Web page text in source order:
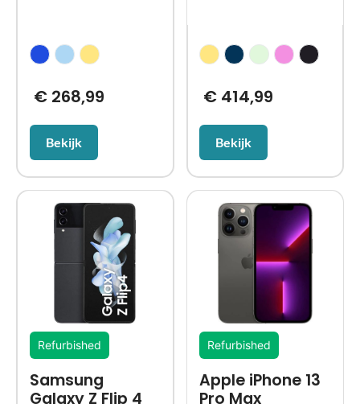
€268,99
Bekijk
€ 414,99
Bekijk
Refurbished
Samsung
Galaxy Z Flip 4
Refurbished
Apple iPhone 13
Pro Max